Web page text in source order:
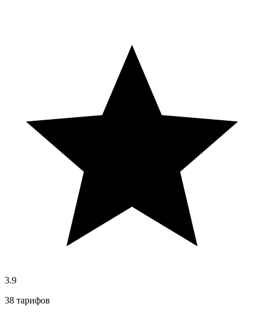
3.9
38 тарифов